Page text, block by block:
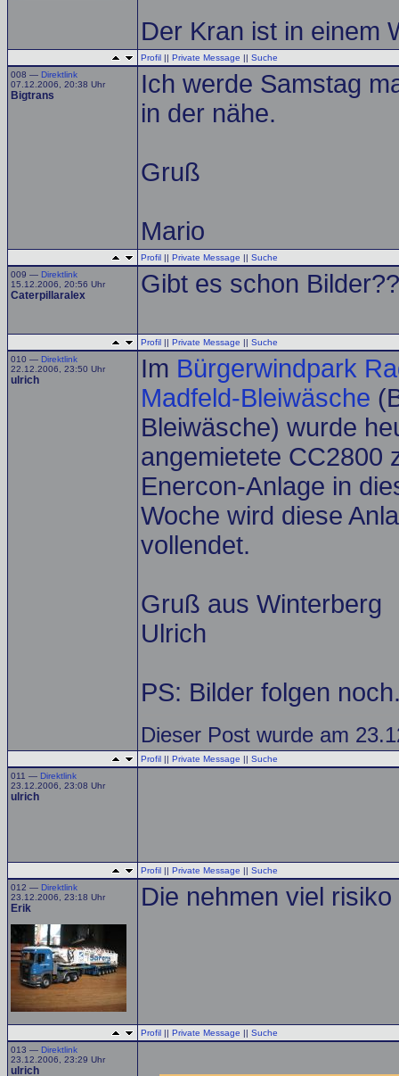
Der Kran ist in einem
Profil || Private Message || Suche
008 — Direktlink
07.12.2006, 20:38 Uhr
Bigtrans
Ich werde Samstag
in der nähe.
Gruß
Mario
Profil || Private Message || Suche
009 — Direktlink
15.12.2006, 20:56 Uhr
Caterpillaralex Gibt es schon
Profil || Private Message || Suche
010 — Direktlink
22.12.2006, 23:50 Uhr
ulrich Im Bürgerwindpark
Madfeld-Bleiwäsche
Bleiwäsche) wurde
angemietete CC2800
Enercon-Anlage in
Woche wird diese
vollendet.
Gruß aus Winterberg
Ulrich
PS: Bilder folgen
Dieser Post wurde am
Profil || Private Message || Suche
011 — Direktlink
23.12.2006, 23:08 Uhr
ulrich
Profil || Private Message || Suche
012 — Direktlink
23.12.2006, 23:18 Uhr
Erik Die nehmen viel
Profil || Private Message || Suche
013 — Direktlink
23.12.2006, 23:29 Uhr
ulrich